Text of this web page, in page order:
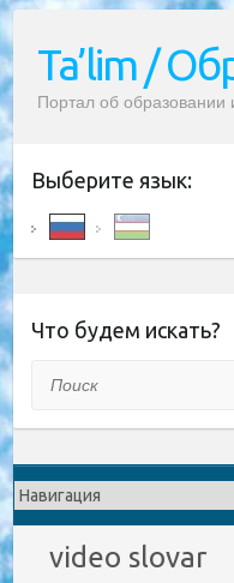
Ta’lim /
Портал об образовании
Выберите язык:
Что будем искать?
video slovar